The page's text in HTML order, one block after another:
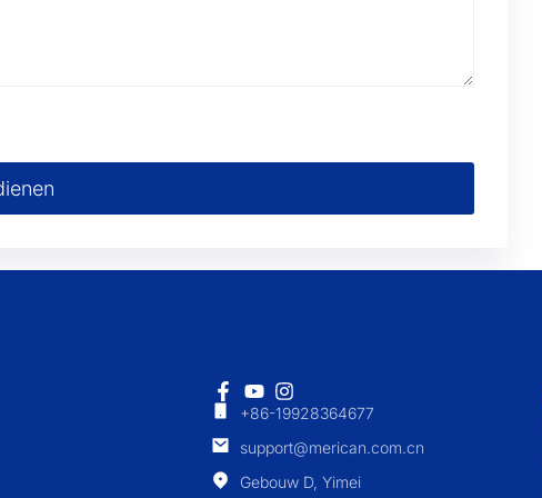
+86-19928364677
support@merican.com.cn
Gebouw D, Yimei